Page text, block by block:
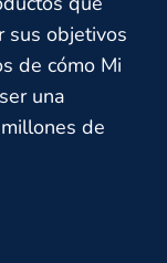
sus objetivos
de cómo Mi
una
de